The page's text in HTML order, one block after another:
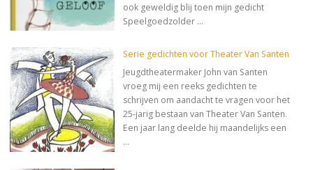
ook geweldig blij toen mijn gedicht
Speelgoedzolder …
Serie gedichten voor Theater Van Santen
Jeugdtheatermaker John van Santen
vroeg mij een reeks gedichten te
schrijven om aandacht te vragen voor het
25-jarig bestaan van Theater Van Santen.
Een jaar lang deelde hij maandelijks een
…